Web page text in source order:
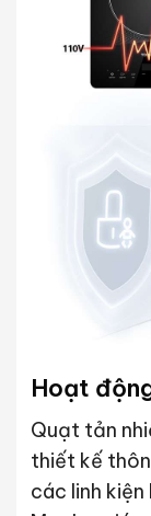
Hoạt
Quạt tản
thiết kế
các linh